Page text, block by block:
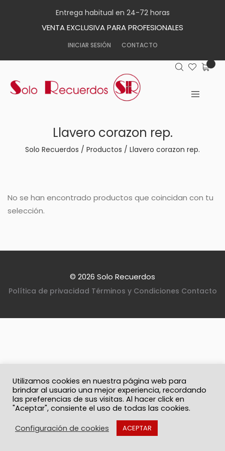
Entrega habitual en 24-72 horas
VENTA EXCLUSIVA PARA PROFESIONALES
INICIAR SESIÓN CONTACTO
Llavero corazon rep.
Solo Recuerdos / Productos / Llavero corazon rep.
No se han encontrado productos que coincidan con tu
selección.
© 2026 Solo Recuerdos
Política de privacidad Términos y Condiciones Contacto
Utilizamos cookies en nuestra página web para
brindar al usuario una mejor experiencia, recordando
las preferencias de sus visitas. Al hacer click en
"Aceptar", consiente el uso de todas las cookies.
Configuración de cookies
ACEPTAR